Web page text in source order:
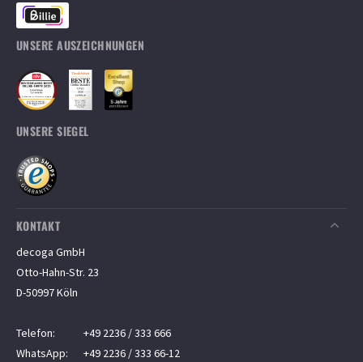
UNSERE AUSZEICHNUNGEN
UNSERE SIEGEL
KONTAKT
decoga GmbH
Otto-Hahn-Str. 23
D-50997 Köln
Telefon:
+49 2236 / 333 666
WhatsApp:
+49 2236 / 333 66-12